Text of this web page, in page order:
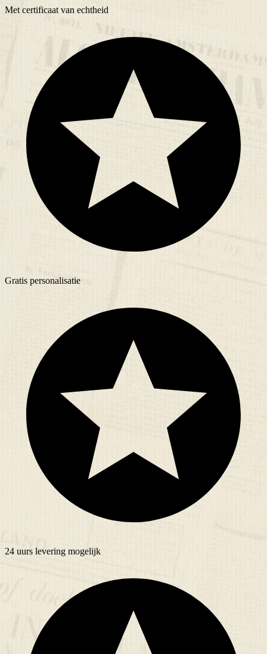
Met certificaat van echtheid
Gratis personalisatie
24 uurs levering mogelijk